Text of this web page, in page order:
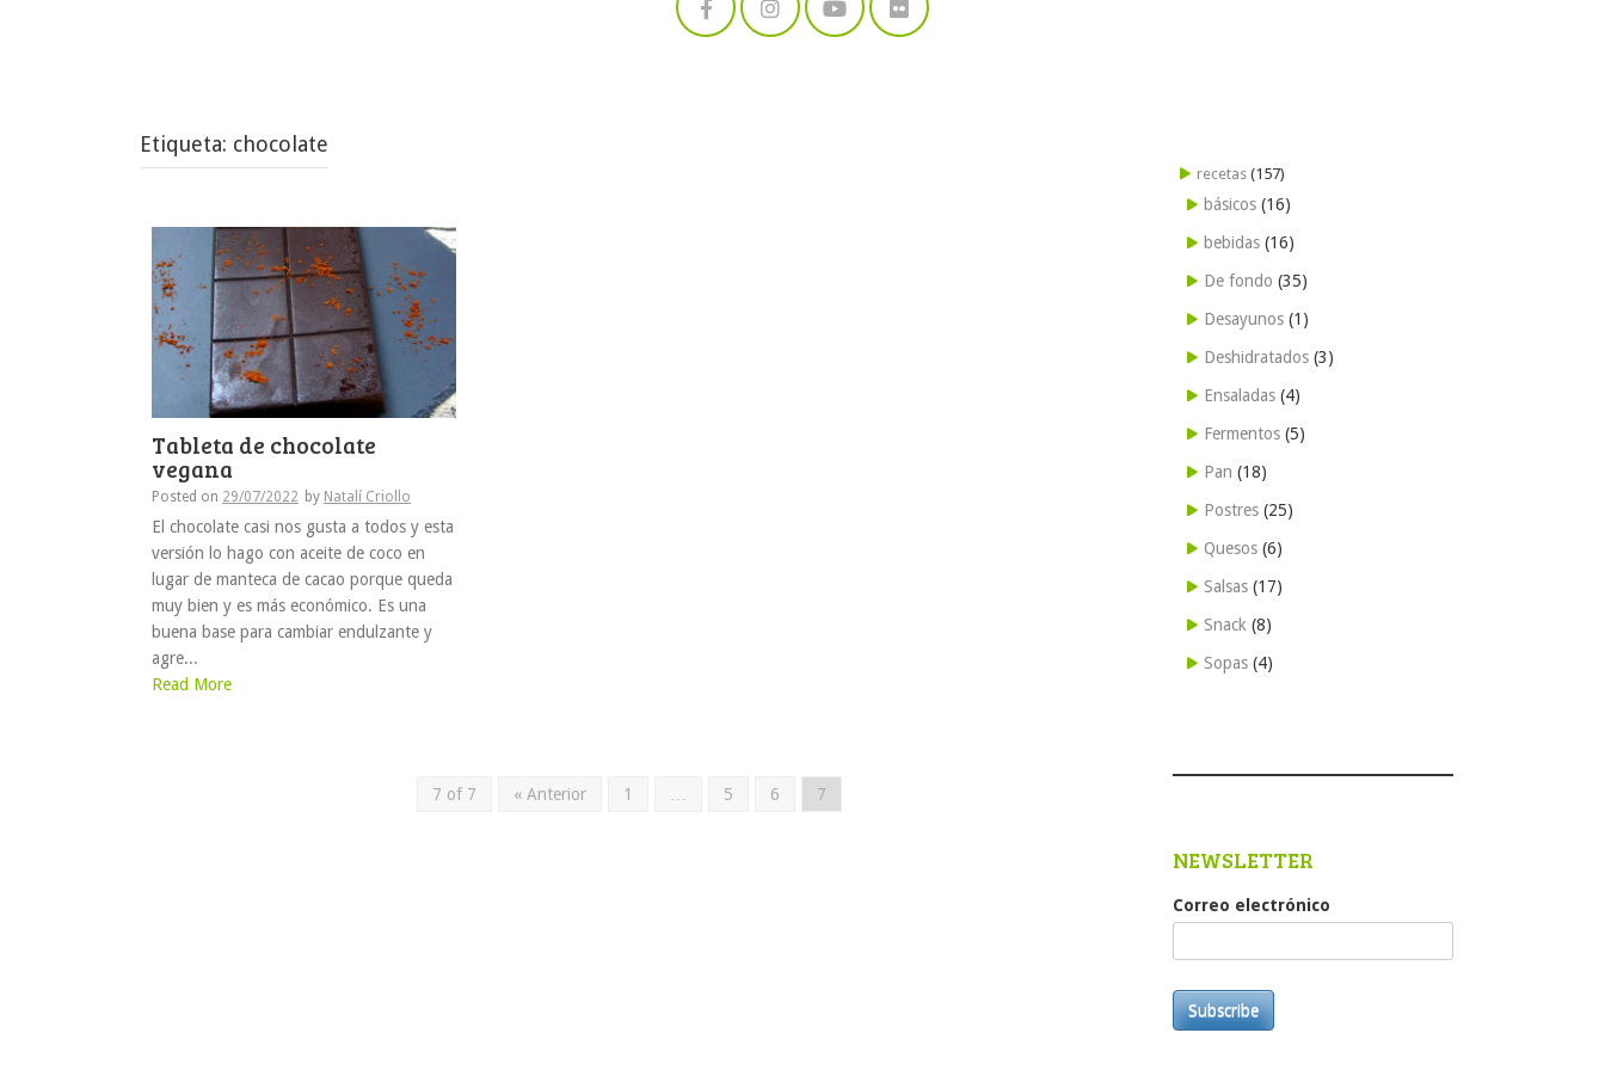
Etiqueta: chocolate
Tableta de chocolate
vegana
Posted on 29/07/2022 by Natalí Criollo
El chocolate casi nos gusta a todos y esta
versión lo hago con aceite de coco en
lugar de manteca de cacao porque queda
muy bien y es más económico. Es una
buena base para cambiar endulzante y
agre...
Read More
7 of 7 « Anterior 1 … 5 6 7
recetas (157)
básicos (16)
bebidas (16)
De fondo (35)
Desayunos (1)
Deshidratados (3)
Ensaladas (4)
Fermentos (5)
Pan (18)
Postres (25)
Quesos (6)
Salsas (17)
Snack (8)
Sopas (4)
NEWSLETTER
Correo electrónico
Subscribe